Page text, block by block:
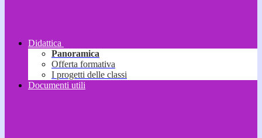
Didattica
Panoramica
Offerta formativa
I progetti delle classi
Documenti utili